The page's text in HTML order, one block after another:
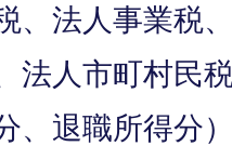
、法人事業税
法人市町村民
、退職所得分